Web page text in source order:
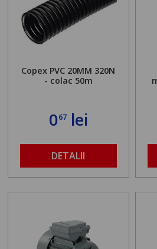
Copex PVC 20MM 320N
- colac 50m
067lei
DETALII